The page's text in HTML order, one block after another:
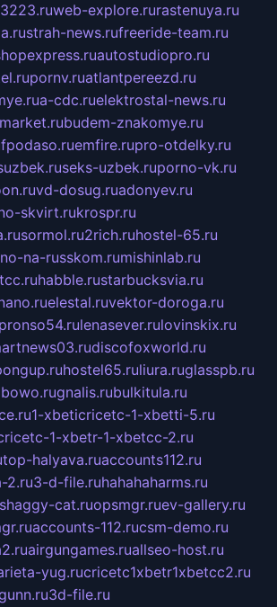
web-explore.rurastenuya.ru
strah-news.rufreeride-team.ru
autostudiopro.ru
pornv.ruatlantpereezd.ru
a-cdc.ruelektrostal-news.ru
budem-znakomye.ru
fpodaso.ruemfire.rupro-otdelky.ru
seks-uzbek.ruporno-vk.ru
vd-dosug.ruadonyev.ru
skvirt.rukrospr.ru
sormol.ru2rich.ruhostel-65.ru
na-russkom.rumishinlab.ru
habble.rustarbucksvia.ru
elestal.ruvektor-doroga.ru
pronso54.rulenasever.rulovinskix.ru
discofoxworld.ru
hostel65.ruliura.ruglasspb.ru
gnalis.rubulkitula.ru
1-xbeticricetc-1-xbetti-5.ru
1-xbetr-1-xbetcc-2.ru
top-halyava.ruaccounts112.ru
2.ru3-d-file.ruhahahaharms.ru
shaggy-cat.ruopsmgr.ruev-gallery.ru
accounts-112.rucsm-demo.ru
airgungames.ruallseo-host.ru
yug.rucricetc1xbetr1xbetcc2.ru
3d-file.ru